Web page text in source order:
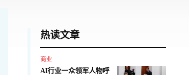
热读文章
商业
AI行业一众领军人物呼